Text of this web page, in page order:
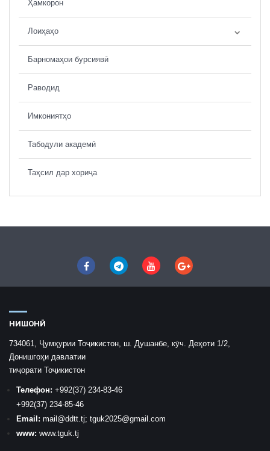
Ҳамкорон
Лоиҳаҳо
Барномаҳои бурсиявӣ
Раводид
Имкониятҳо
Табодули академӣ
Таҳсил дар хориҷа
НИШОНӢ
734061, Ҷумҳурии Тоҷикистон, ш. Душанбе, кӯч. Деҳоти 1/2,
Донишгоҳи давлатии
тиҷорати Тоҷикистон
Телефон: +992(37) 234-83-46
+992(37) 234-85-46
Email: mail @ddtt.tj; tguk2025@gmail.com
www: www.tguk.tj